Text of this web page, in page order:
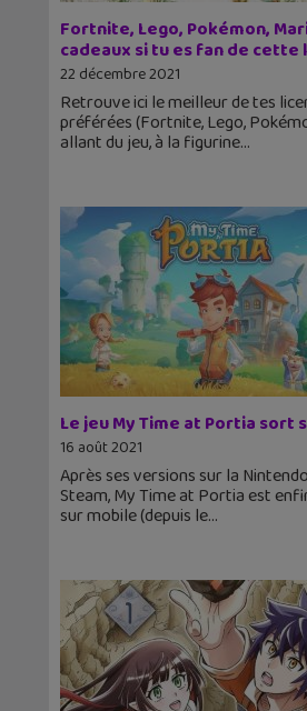
Fortnite, Lego, Pokémon,
cadeaux si tu es fan de cette
22 décembre 2021
Retrouve ici le meilleur de tes
préférées (Fortnite, Lego,
allant du jeu, à la figurine
Le jeu My Time at Portia sort
16 août 2021
Après ses versions sur la
Steam, My Time at Portia est
sur mobile (depuis le